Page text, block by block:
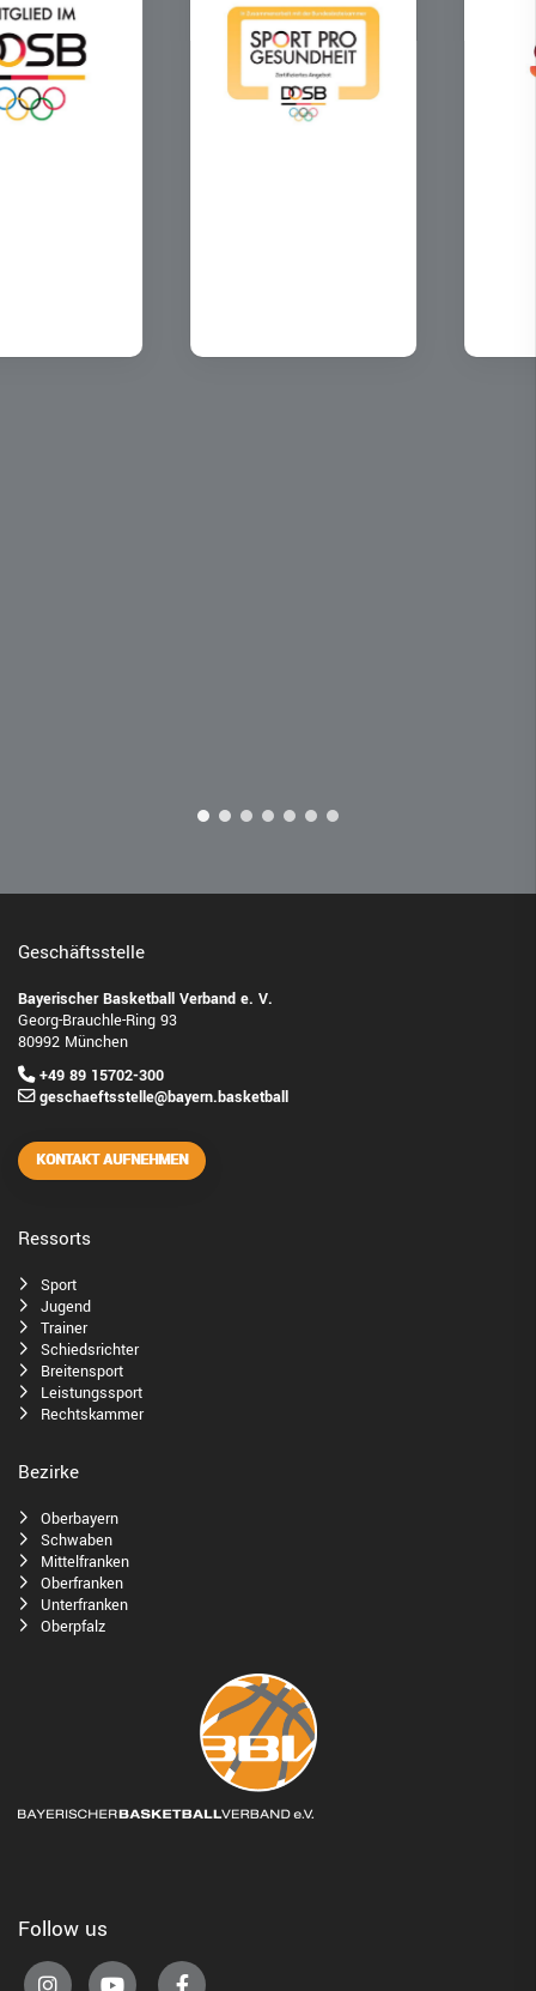
Geschäftsstelle
Bayerischer Basketball Verband e. V.
Georg-Brauchle-Ring 93
80992 München
+49 89 15702-300
geschaeftsstelle@bayern.basketball
KONTAKT AUFNEHMEN
Ressorts
Sport
Jugend
Trainer
Schiedsrichter
Breitensport
Leistungssport
Rechtskammer
Bezirke
Oberbayern
Schwaben
Mittelfranken
Oberfranken
Unterfranken
Oberpfalz
Follow us